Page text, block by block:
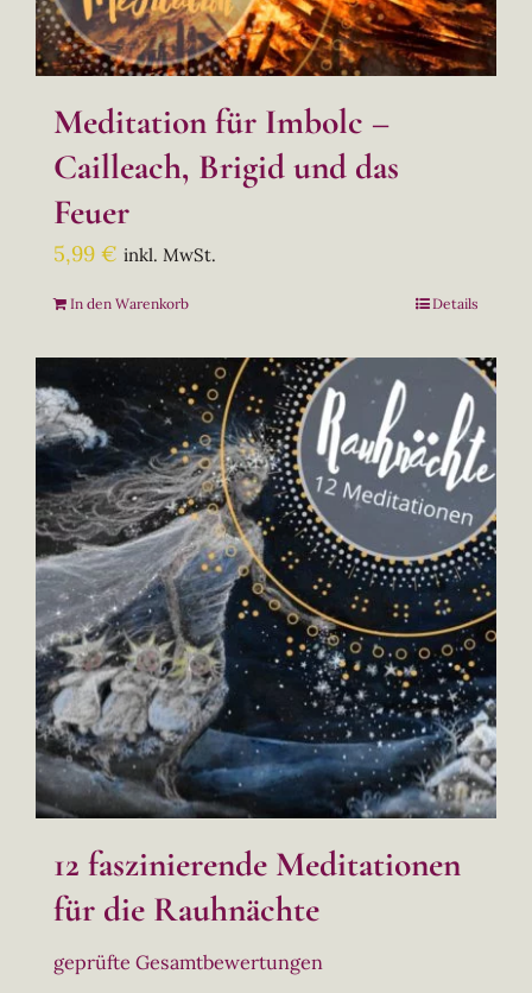
Meditation für Imbolc –
Cailleach, Brigid und das
Feuer
5,99 € inkl. MwSt.
In den Warenkorb Details
12 faszinierende Meditationen
für die Rauhnächte
geprüfte Gesamtbewertungen